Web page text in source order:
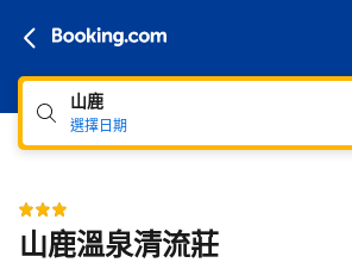
山鹿
選擇日期
山鹿溫泉清流莊